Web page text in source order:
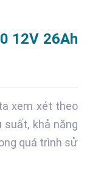
12V 26Ah
xem xét theo
suất, khả năng
quá trình sử